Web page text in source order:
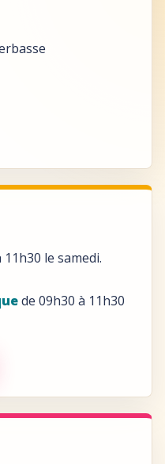
le samedi.
de 09h30 à 11h30